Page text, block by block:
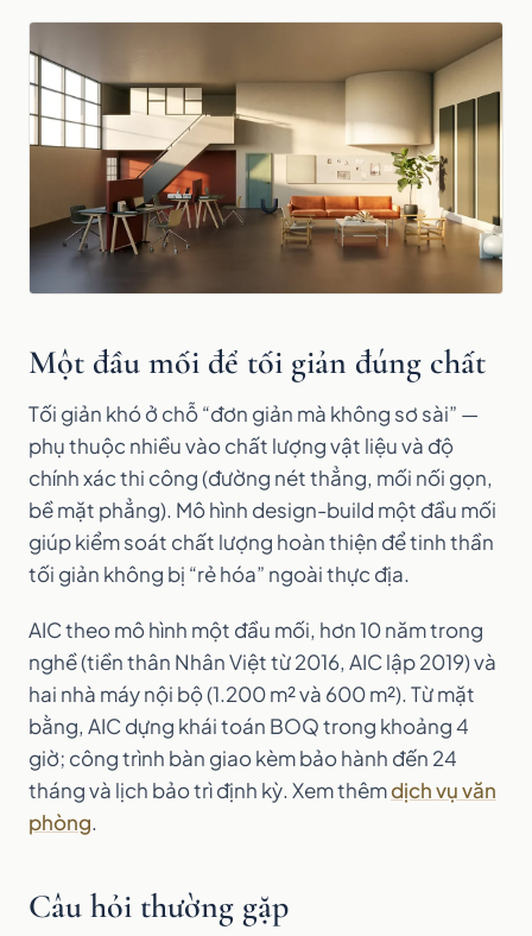
Một đầu mối để tối giản đúng chất
Tối giản khó ở chỗ “đơn giản mà không sơ sài” —
phụ thuộc nhiều vào chất lượng vật liệu và độ
chính xác thi công (đường nét thẳng, mối nối gọn,
bề mặt phẳng). Mô hình design-build một đầu mối
giúp kiểm soát chất lượng hoàn thiện để tinh thần
tối giản không bị “rẻ hóa” ngoài thực địa.
AIC theo mô hình một đầu mối, hơn 10 năm trong
nghề (tiền thân Nhân Việt từ 2016, AIC lập 2019) và
hai nhà máy nội bộ (1.200 m² và 600 m²). Từ mặt
bằng, AIC dựng khái toán BOQ trong khoảng 4
giờ; công trình bàn giao kèm bảo hành đến 24
tháng và lịch bảo trì định kỳ. Xem thêmdịch vụ văn
phòng.
Câu hỏi thường gặp